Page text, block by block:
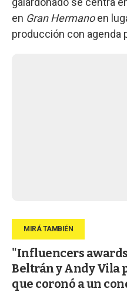
en Gran Hermanoen
producción con agenda
"Influencers
Beltrán y Andy Vila
que coronó a un